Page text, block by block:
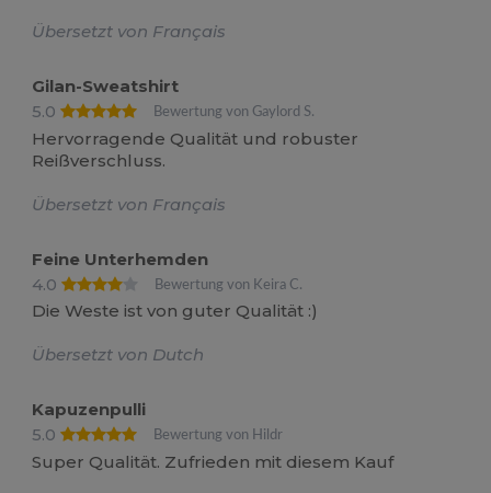
Übersetzt von Français
Gilan-Sweatshirt
5.0
Bewertung von Gaylord S.
Hervorragende Qualität und robuster
Reißverschluss.
Übersetzt von Français
Feine Unterhemden
4.0
Bewertung von Keira C.
Die Weste ist von guter Qualität :)
Übersetzt von Dutch
Kapuzenpulli
5.0
Bewertung von Hildr
Super Qualität. Zufrieden mit diesem Kauf